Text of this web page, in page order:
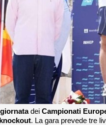
dei Campionati
. La gara prevede tre